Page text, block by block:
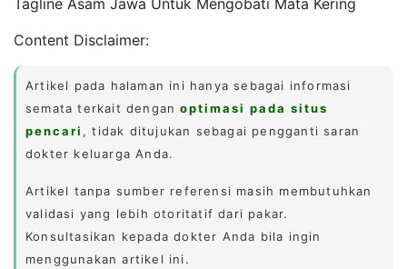
Content Disclaimer:
Artikel pada halaman ini hanya sebagai informasi
semata terkait denganoptimasi pada situs
pencari , tidak ditujukan sebagai pengganti saran
dokter keluarga Anda.
Artikel tanpa sumber referensi masih membutuhkan
validasi yang lebih otoritatif dari pakar.
Konsultasikan kepada dokter Anda bila ingin
menggunakan artikel ini.